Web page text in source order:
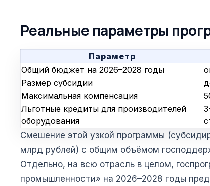
Реальные параметры
Параметр
Общий бюджет на 2026–2028 годы
Размер субсидии
Максимальная компенсация
Льготные кредиты для производителей
оборудования
Смешение этой узкой программы
млрд рублей) с общим объёмом
Отдельно, на всю отрасль в целом,
промышленности» на 2026–2028 годы